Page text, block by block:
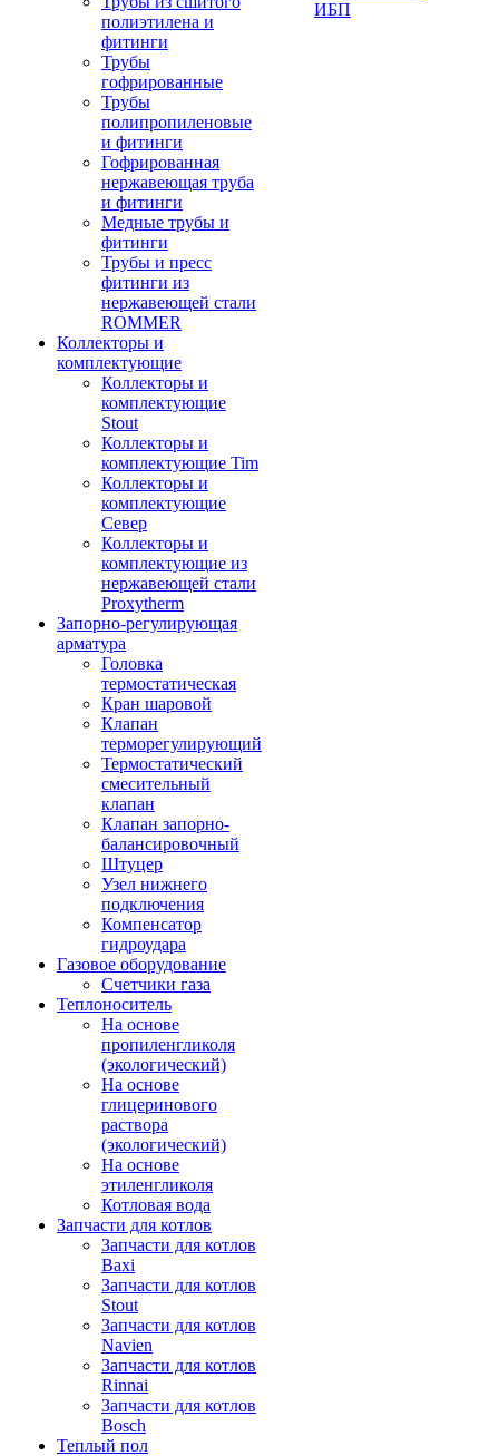
полиэтилена и
фитинги
Трубы
гофрированные
Трубы
полипропиленовые
и фитинги
Гофрированная
нержавеющая труба
и фитинги
Медные трубы и
фитинги
Трубы и пресс
фитинги из
нержавеющей стали
ROMMER
Коллекторы и
комплектующие
Коллекторы и
комплектующие
Stout
Коллекторы и
комплектующие Tim
Коллекторы и
комплектующие
Север
Коллекторы и
комплектующие из
нержавеющей стали
Proxytherm
Запорно-регулирующая
арматура
Головка
термостатическая
Кран шаровой
Клапан
терморегулирующий
Термостатический
смесительный
клапан
Клапан запорно-
балансировочный
Штуцер
Узел нижнего
подключения
Компенсатор
гидроудара
Газовое оборудование
Счетчики газа
Теплоноситель
На основе
пропиленгликоля
(экологический)
На основе
глицеринового
раствора
(экологический)
На основе
этиленгликоля
Котловая вода
Запчасти для котлов
Запчасти для котлов
Baxi
Запчасти для котлов
Stout
Запчасти для котлов
Navien
Запчасти для котлов
Rinnai
Запчасти для котлов
Bosch
Теплый пол
ИБП